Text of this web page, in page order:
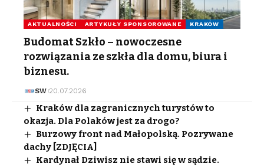
AKTUALNOŚCI ARTYKUŁY SPONSOROWANE KRAKÓW
Budomat Szkło – nowoczesne
rozwiązania ze szkła dla domu, biura i
biznesu.
SW 20.07.2026
Kraków dla zagranicznych turystów to
okazja. Dla Polaków jest za drogo?
Burzowy front nad Małopolską. Pozrywane
dachy [ZDJĘCIA]
Kardynał Dziwisz nie stawi się w sądzie.